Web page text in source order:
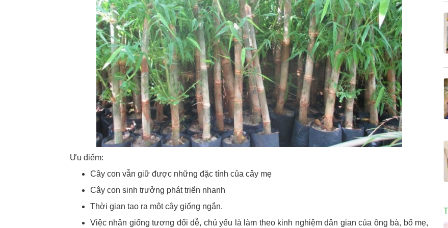
Ưu điểm:
Cây con vẫn giữ được những đặc tính của cây mẹ
Cây con sinh trưởng phát triển nhanh
Thời gian tạo ra một cây giống ngắn.
Việc nhân giống tương đối dễ, chủ yếu là làm theo kinh nghiệm dân gian của ông bà, bố mẹ,